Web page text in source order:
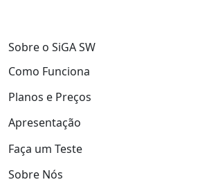
Sobre o SiGA SW
Como Funciona
Planos e Preços
Apresentação
Faça um Teste
Sobre Nós